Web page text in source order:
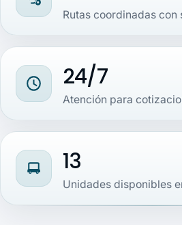
Rutas coordinadas con
24/7
Atención para
13
Unidades disponibles